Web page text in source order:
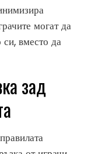
могат да
си, вместо да
зад